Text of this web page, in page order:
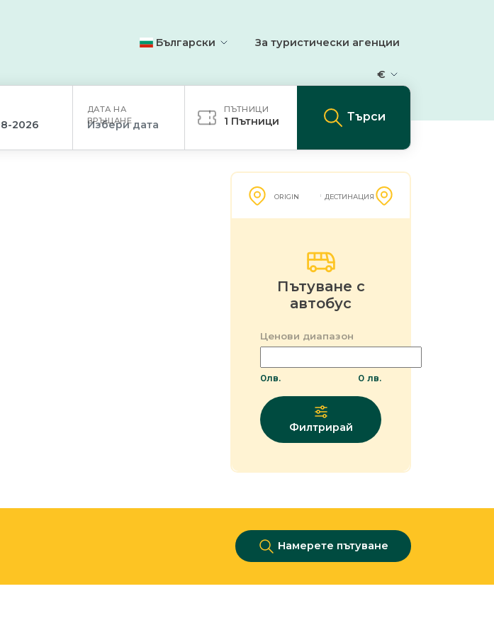
Български За туристически агенции
€
ДАТА НА
ВРЪЩАНЕ
ПЪТНИЦИ
1 Пътници Търси
ORIGIN ДЕСТИНАЦИЯ
Пътуване с
автобус
Ценови диапазон
0лв. 0 лв.
Филтрирай
Намерете пътуване